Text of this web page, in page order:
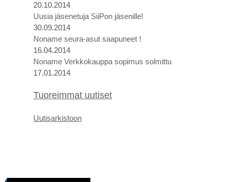
20.10.2014
Uusia jäsenetuja SiiPon jäsenille!
30.09.2014
Noname seura-asut saapuneet !
16.04.2014
Noname Verkkokauppa sopimus solmittu
17.01.2014
Tuoreimmat uutiset
Uutisarkistoon